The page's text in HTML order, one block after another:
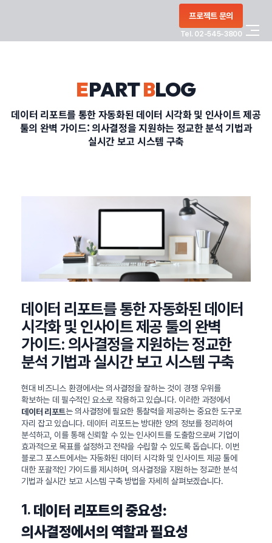
프로젝트 문의
Tel. 02-545-3800
PORTFOLIO
정부지원사업
EPARTBLOG
데이터 리포트를 통한 자동화된 데이터 시각화 및 인사이트 제공
툴의 완벽 가이드: 의사결정을 지원하는 정교한 분석 기법과
실시간 보고 시스템 구축
데이터 리포트를 통한 자동화된 데이터
시각화 및 인사이트 제공 툴의 완벽
가이드: 의사결정을 지원하는 정교한
분석 기법과 실시간 보고 시스템 구축
현대 비즈니스 환경에서는 의사결정을 잘하는 것이 경쟁 우위를
확보하는 데 필수적인 요소로 작용하고 있습니다. 이러한 과정에서
데이터 리포트는 의사결정에 필요한 통찰력을 제공하는 중요한 도구로
자리 잡고 있습니다. 데이터 리포트는 방대한 양의 정보를 정리하여
분석하고, 이를 통해 신뢰할 수 있는 인사이트를 도출함으로써 기업이
효과적으로 목표를 설정하고 전략을 수립할 수 있도록 돕습니다. 이번
블로그 포스트에서는 자동화된 데이터 시각화 및 인사이트 제공 툴에
대한 포괄적인 가이드를 제시하며, 의사결정을 지원하는 정교한 분석
기법과 실시간 보고 시스템 구축 방법을 자세히 살펴보겠습니다.
1. 데이터 리포트의 중요성:
의사결정에서의 역할과 필요성